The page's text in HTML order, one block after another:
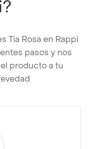
Tia Rosa en Rappi
pasos y nos
producto a tu